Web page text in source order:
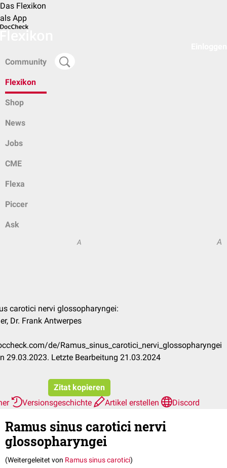
Das Flexikon
als App
Community
Flexikon
Shop
News
Jobs
CME
Flexa
Piccer
Ask
A A
carotici nervi glossopharyngei:
Dr. Frank Antwerpes
de/Ramus_sinus_carotici_nervi_glossopharyngei
29.03.2023. Letzte Bearbeitung 21.03.2024
Zitat kopieren
Versionsgeschichte Artikel erstellen Discord
Ramus sinus carotici nervi
glossopharyngei
(Weitergeleitet von Ramus sinus carotici)